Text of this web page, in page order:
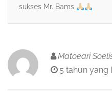
sukses Mr. Bams
Matoeari
5 tahun yang